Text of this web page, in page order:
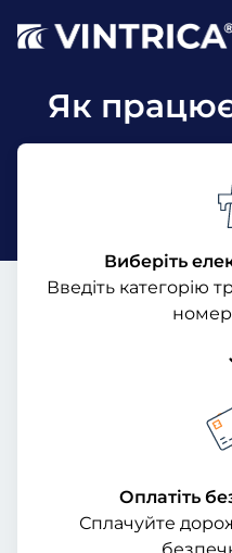
Як
Виберіть
Введіть категорію
Оплатіть
Сплачуйте